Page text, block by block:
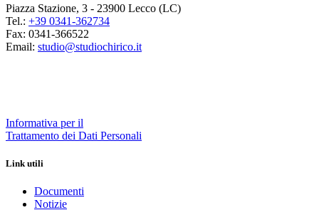
Piazza Stazione, 3 - 23900 Lecco (LC)
Tel.: +39 0341-362734
Fax: 0341-366522
Email: studio@studiochirico.it
Informativa per il
Trattamento dei Dati Personali
Link utili
Documenti
Notizie